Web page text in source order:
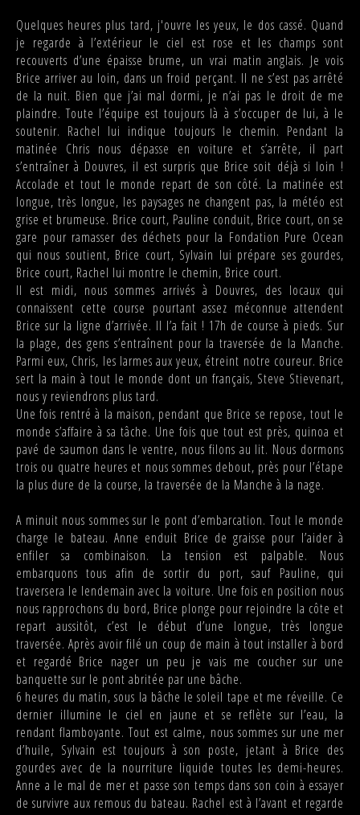
Quelques heures plus tard, j'ouvre les yeux, le dos cassé. Quand
je regarde à l’extérieur le ciel est rose et les champs sont
recouverts d’une épaisse brume, un vrai matin anglais. Je vois
Brice arriver au loin, dans un froid perçant. Il ne s’est pas arrêté
de la nuit. Bien que j’ai mal dormi, je n’ai pas le droit de me
plaindre. Toute l’équipe est toujours là à s’occuper de lui, à le
soutenir. Rachel lui indique toujours le chemin. Pendant la
matinée Chris nous dépasse en voiture et s’arrête, il part
s’entraîner à Douvres, il est surpris que Brice soit déjà si loin !
Accolade et tout le monde repart de son côté. La matinée est
longue, très longue, les paysages ne changent pas, la météo est
grise et brumeuse. Brice court, Pauline conduit, Brice court, on se
gare pour ramasser des déchets pour la Fondation Pure Ocean
qui nous soutient, Brice court, Sylvain lui prépare ses gourdes,
Brice court, Rachel lui montre le chemin, Brice court.
Il est midi, nous sommes arrivés à Douvres, des locaux qui
connaissent cette course pourtant assez méconnue attendent
Brice sur la ligne d’arrivée. Il l’a fait ! 17h de course à pieds. Sur
la plage, des gens s’entraînent pour la traversée de la Manche.
Parmi eux, Chris, les larmes aux yeux, étreint notre coureur. Brice
sert la main à tout le monde dont un français, Steve Stievenart,
nous y reviendrons plus tard.
Une fois rentré à la maison, pendant que Brice se repose, tout le
monde s’affaire à sa tâche. Une fois que tout est près, quinoa et
pavé de saumon dans le ventre, nous filons au lit. Nous dormons
trois ou quatre heures et nous sommes debout, près pour l’étape
la plus dure de la course, la traversée de la Manche à la nage.
A minuit nous sommes sur le pont d’embarcation. Tout le monde
charge le bateau. Anne enduit Brice de graisse pour l’aider à
enfiler sa combinaison. La tension est palpable. Nous
embarquons tous afin de sortir du port, sauf Pauline, qui
traversera le lendemain avec la voiture. Une fois en position nous
nous rapprochons du bord, Brice plonge pour rejoindre la côte et
repart aussitôt, c’est le début d’une longue, très longue
traversée. Après avoir filé un coup de main à tout installer à bord
et regardé Brice nager un peu je vais me coucher sur une
banquette sur le pont abritée par une bâche.
6 heures du matin, sous la bâche le soleil tape et me réveille. Ce
dernier illumine le ciel en jaune et se reflète sur l’eau, la
rendant flamboyante. Tout est calme, nous sommes sur une mer
d’huile, Sylvain est toujours à son poste, jetant à Brice des
gourdes avec de la nourriture liquide toutes les demi-heures.
Anne a le mal de mer et passe son temps dans son coin à essayer
de survivre aux remous du bateau. Rachel est à l’avant et regarde